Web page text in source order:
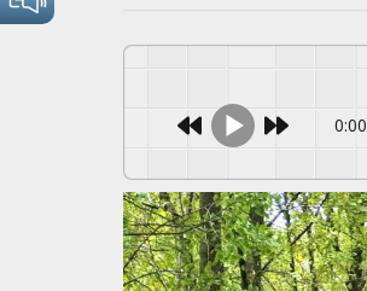
0:00